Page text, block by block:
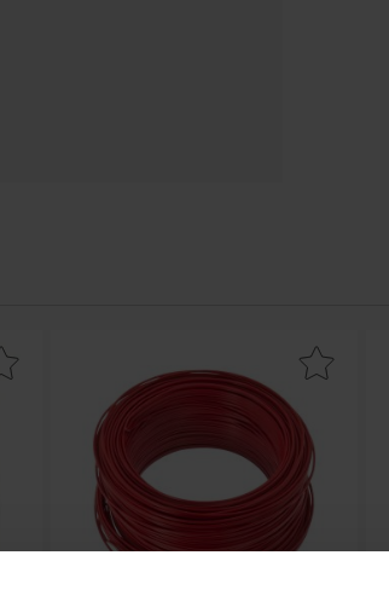
simulerad rullarm som favorit
Makera kopplingstråd 0.5mm²